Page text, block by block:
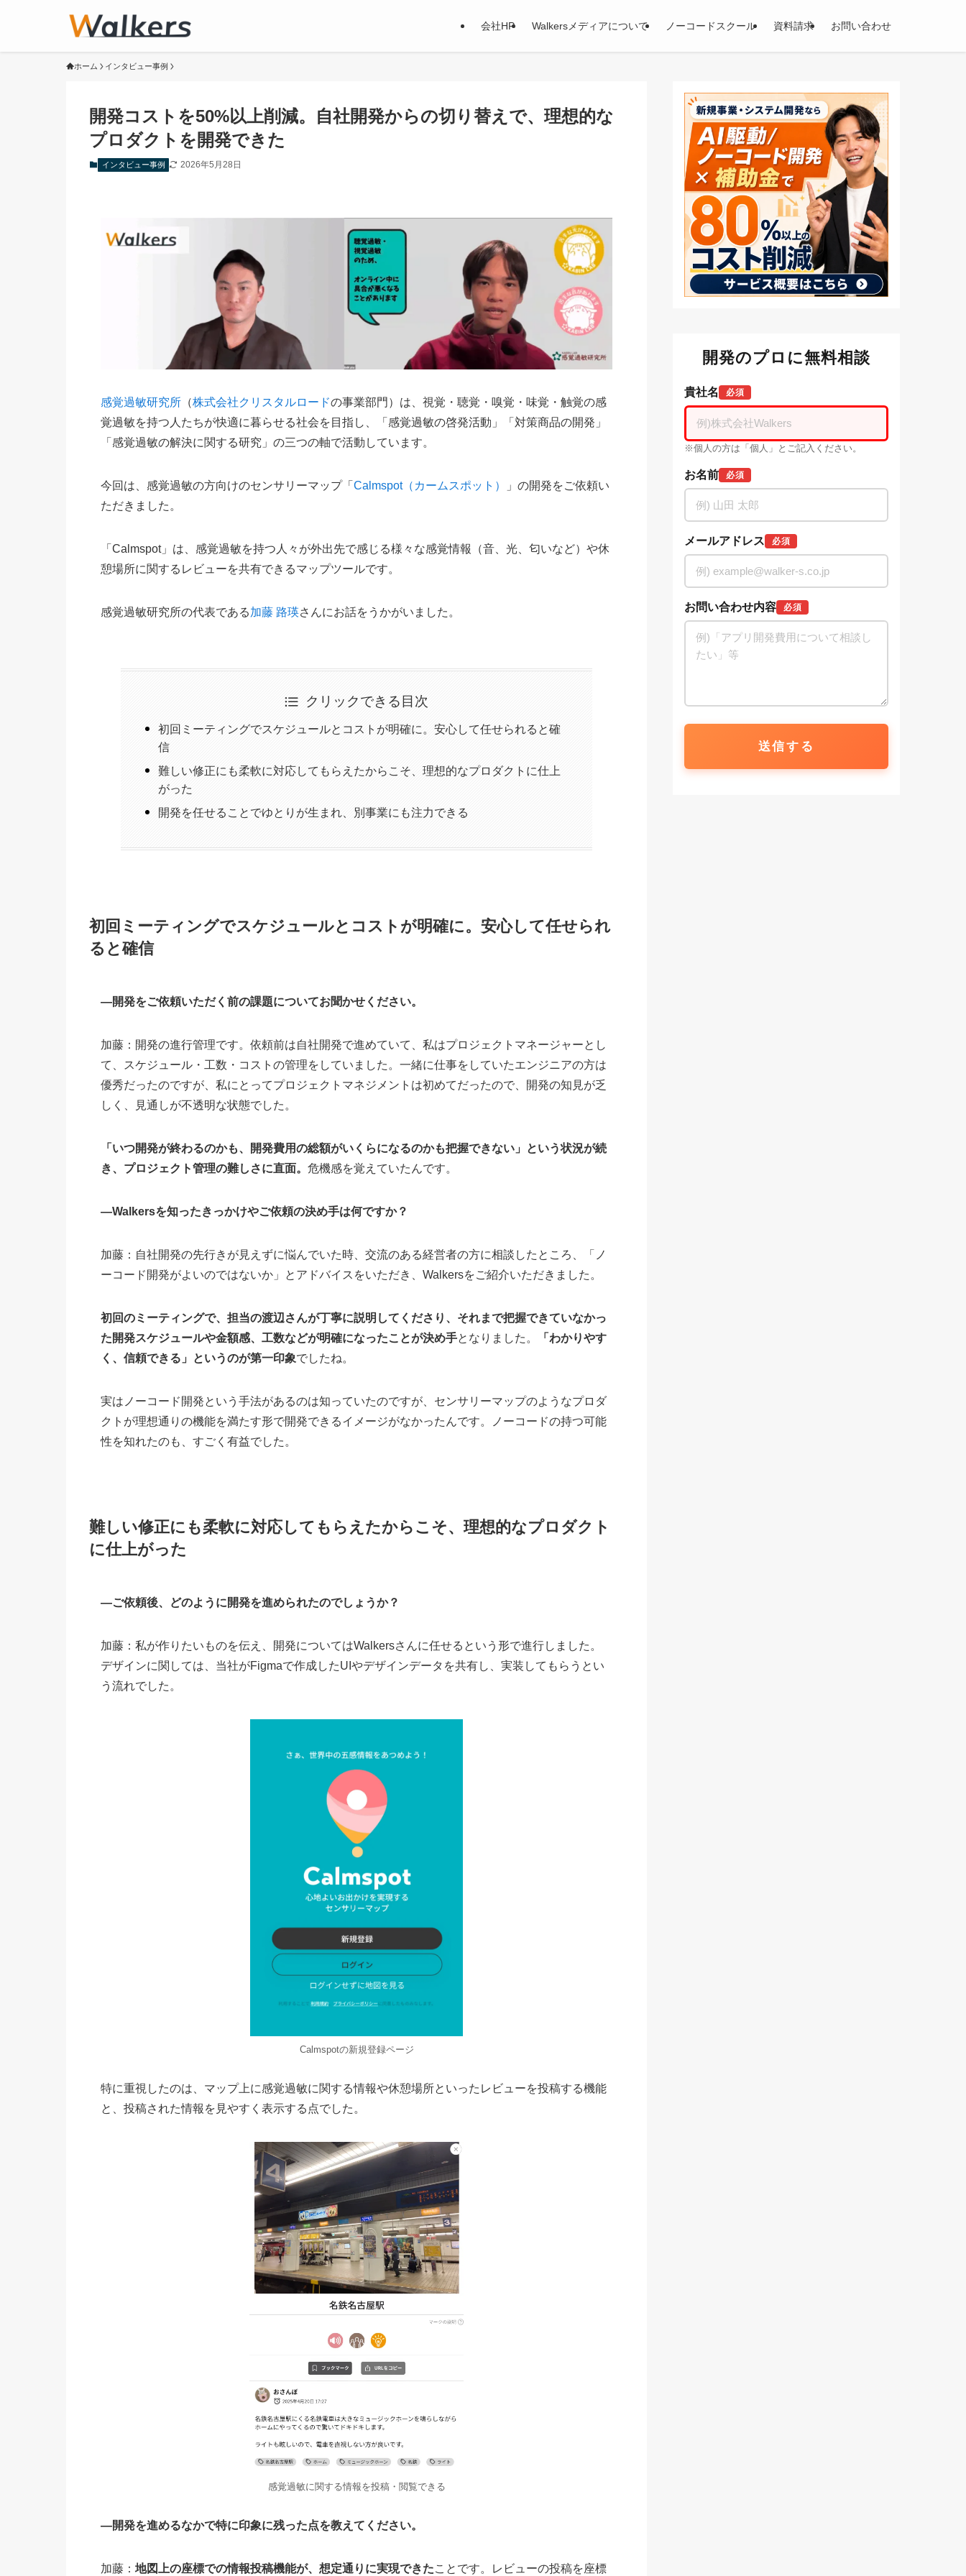
会社HP Walkersメディアについて ノーコードスクール 資料請求 お問い合わせ
ホーム インタビュー事例
開発コストを50%以上削減。自社開発からの切り替えで、理想的な
プロダクトを開発できた
インタビュー事例 2026年5月28日
感覚過敏研究所 （株式会社クリスタルロードの事業部門）は、視覚・聴覚・嗅覚・味覚・触覚の感
覚過敏を持つ人たちが快適に暮らせる社会を目指し、「感覚過敏の啓発活動」「対策商品の開発」
「感覚過敏の解決に関する研究」の三つの軸で活動しています。
今回は、感覚過敏の方向けのセンサリーマップ「 Calmspot（カームスポット）
」の開発をご依頼い
ただきました。
「Calmspot」は、感覚過敏を持つ人々が外出先で感じる様々な感覚情報（音、光、匂いなど）や休
憩場所に関するレビューを共有できるマップツールです。
感覚過敏研究所の代表である加藤 路瑛さんにお話をうかがいました。
クリックできる目次
初回ミーティングでスケジュールとコストが明確に。安心して任せられると確
信
難しい修正にも柔軟に対応してもらえたからこそ、理想的なプロダクトに仕上
がった
開発を任せることでゆとりが生まれ、別事業にも注力できる
初回ミーティングでスケジュールとコストが明確に。安心して任せられ
ると確信
―開発をご依頼いただく前の課題についてお聞かせください。
加藤：開発の進行管理です。依頼前は自社開発で進めていて、私はプロジェクトマネージャーとし
て、スケジュール・工数・コストの管理をしていました。一緒に仕事をしていたエンジニアの方は
優秀だったのですが、私にとってプロジェクトマネジメントは初めてだったので、開発の知見が乏
しく、見通しが不透明な状態でした。
「いつ開発が終わるのかも、開発費用の総額がいくらになるのかも把握できない」という状況が続
き、プロジェクト管理の難しさに直面。 危機感を覚えていたんです。
―Walkersを知ったきっかけやご依頼の決め手は何ですか？
加藤：自社開発の先行きが見えずに悩んでいた時、交流のある経営者の方に相談したところ、「ノ
ーコード開発がよいのではないか」とアドバイスをいただき、Walkersをご紹介いただきました。
初回のミーティングで、担当の渡辺さんが丁寧に説明してくださり、それまで把握できていなかっ
た開発スケジュールや金額感、工数などが明確になったことが決め手となりました。
「わかりやす
く、信頼できる」というのが第一印象でしたね。
実はノーコード開発という手法があるのは知っていたのですが、センサリーマップのようなプロダ
クトが理想通りの機能を満たす形で開発できるイメージがなかったんです。ノーコードの持つ可能
性を知れたのも、すごく有益でした。
難しい修正にも柔軟に対応してもらえたからこそ、理想的なプロダクト
に仕上がった
―ご依頼後、どのように開発を進められたのでしょうか？
加藤：私が作りたいものを伝え、開発についてはWalkersさんに任せるという形で進行しました。
デザインに関しては、当社がFigmaで作成したUIやデザインデータを共有し、実装してもらうとい
う流れでした。
Calmspotの新規登録ページ
特に重視したのは、マップ上に感覚過敏に関する情報や休憩場所といったレビューを投稿する機能
と、投稿された情報を見やすく表示する点でした。
感覚過敏に関する情報を投稿・閲覧できる
―開発を進めるなかで特に印象に残った点を教えてください。
加藤： 地図上の座標での情報投稿機能が、想定通りに実現できたことです。レビューの投稿を座標
開発のプロに無料相談
貴社名 必須
※個人の方は「個人」とご記入ください。
お名前 必須
メールアドレス 必須
お問い合わせ内容 必須